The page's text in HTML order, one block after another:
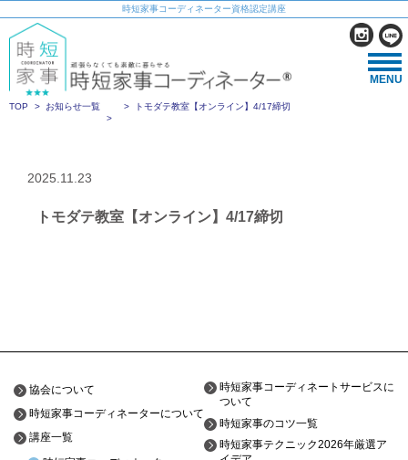
時短家事コーディネーター資格認定講座
MENU
TOP お知らせ一覧 トモダテ教室【オンライン】4/17締切
2025.11.23
トモダテ教室【オンライン】4/17締切
協会について
時短家事コーディネーターについて
講座一覧
時短家事コーディネートサービスに
ついて
時短家事のコツ一覧
時短家事テクニック2026年厳選ア